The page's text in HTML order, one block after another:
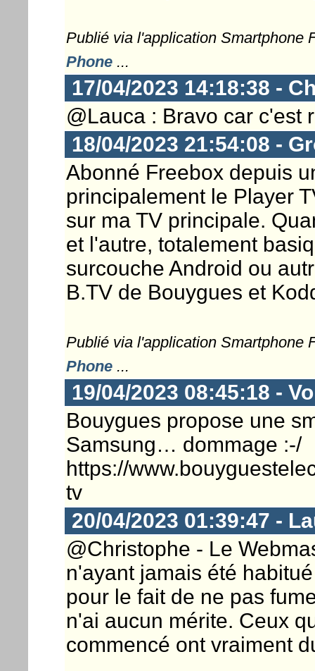
Publié via l'application Smartphone
Phone...
17/04/2023 14:18:38 -
@Lauca : Bravo car c'est
18/04/2023 21:54:08 -
Abonné Freebox depuis
principalement le Player
sur ma TV principale.
et l'autre, totalement
surcouche Android ou
B.TV de Bouygues et
Publié via l'application Smartphone
Phone...
19/04/2023 08:45:18 -
Bouygues propose une
Samsung… dommage :-/
https://
tv
20/04/2023 01:39:47 -
@Christophe - Le
n'ayant jamais été
pour le fait de ne pas
n'ai aucun mérite. Ceux
commencé ont vraiment